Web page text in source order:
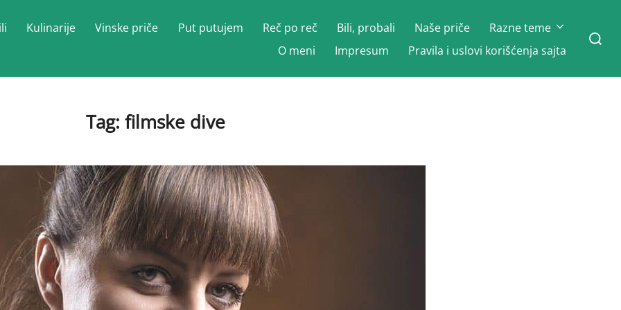
Kulinarije Vinske priče Put putujem Reč po reč Bili, probali Naše priče
Razne teme
O meni
Impresum Pravila i uslovi korišćenja sajta
Search
for:
Tag: filmske dive